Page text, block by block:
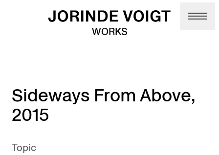
Skip to main content
WORKS
Sideways From Above,
2015
Topic